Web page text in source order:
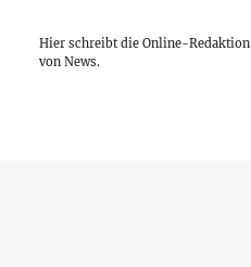
Hier schreibt die Online-Redaktion
von News.